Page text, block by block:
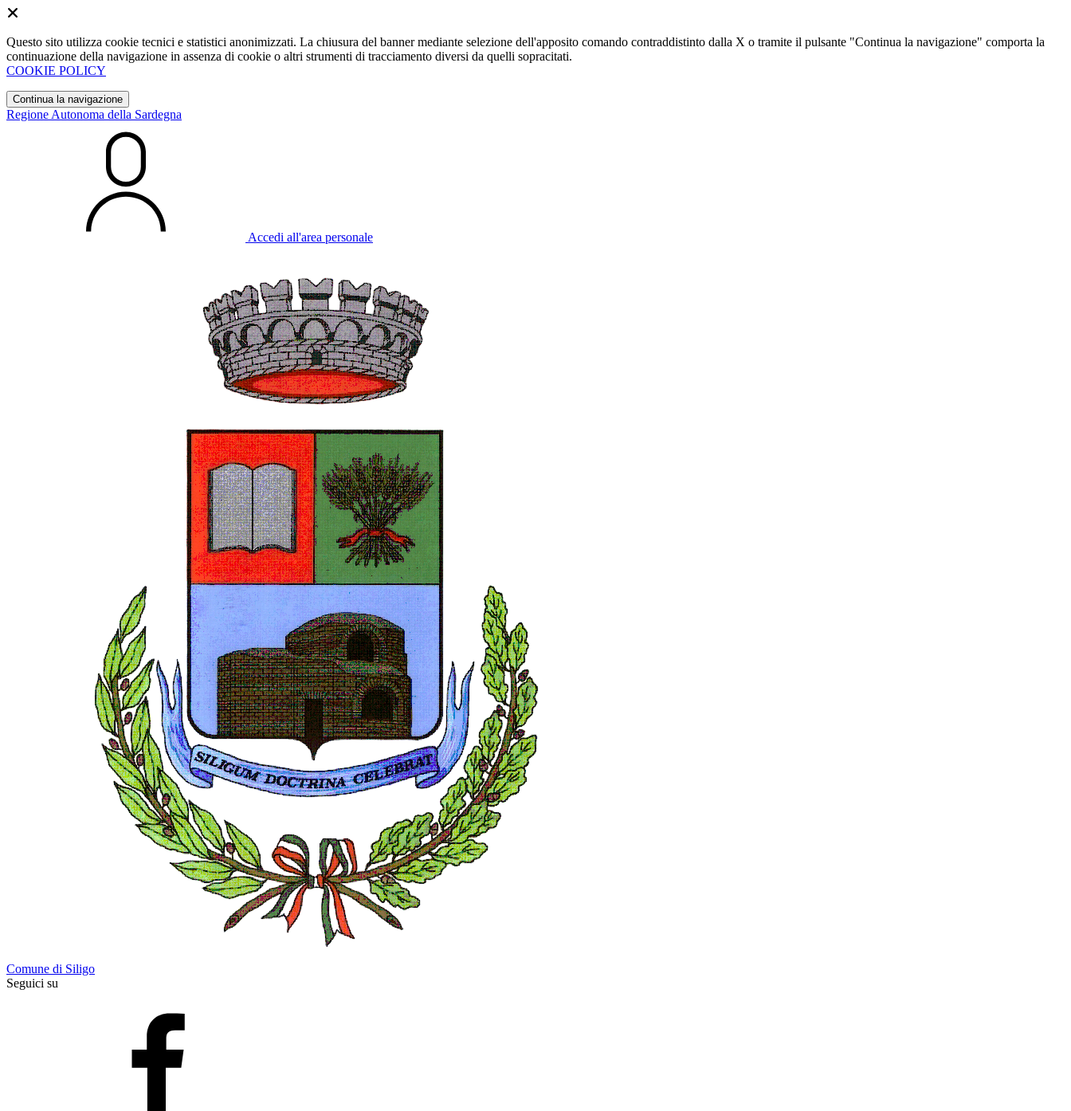
Questo sito utilizza cookie tecnici e statistici anonimizzati. La chiusura del banner mediante selezione dell'apposito comando contraddistinto dalla X o tramite il pulsante "Continua la navigazione" comporta la
continuazione della navigazione in assenza di cookie o altri strumenti di tracciamento diversi da quelli sopracitati.
COOKIE POLICY
Continua la navigazione
Regione Autonoma della Sardegna
Accedi all'area personale
Comune di Siligo
Seguici su